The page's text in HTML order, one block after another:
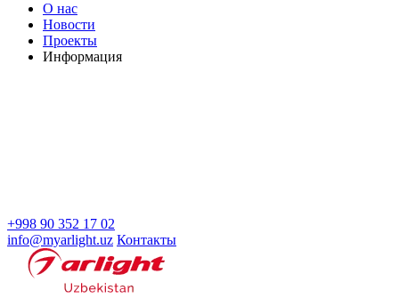
О нас
Новости
Проекты
Информация
+998 90 352 17 02
info@myarlight.uz Контакты